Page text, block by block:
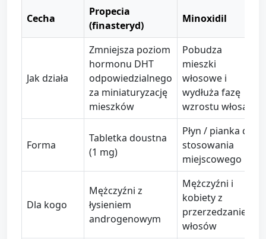
Cecha
Propecia
(finasteryd)
Minoxidil
Jak działa
Zmniejsza poziom
hormonu DHT
odpowiedzialnego
za miniaturyzację
mieszków
Pobudza
mieszki
włosowe i
wydłuża fazę
wzrostu włosa
Forma
Tabletka doustna
(1 mg)
Płyn / pianka do
stosowania
miejscowego
Dla kogo
Mężczyźni z
łysieniem
androgenowym
Mężczyźni i
kobiety z
przerzedzaniem
włosów